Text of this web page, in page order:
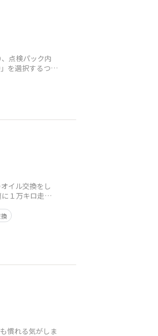
点検パック内
を選択するつ
イル交換をし
１万キロ走破
慣れる気がしま